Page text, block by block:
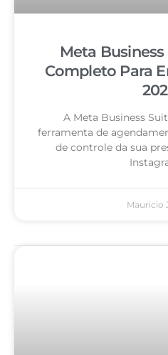
Meta Business
Completo Para
A Meta Business
ferramenta de
de controle da sua
Mauricio